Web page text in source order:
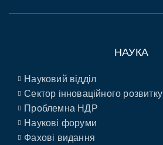
НАУКА
Науковий відділ
Сектор інноваційного розвитку
Проблемна НДР
Наукові форуми
Фахові видання